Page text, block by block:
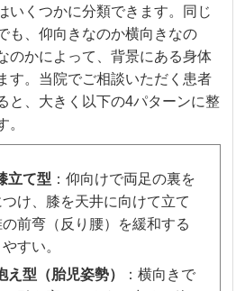
いくつかに分類できます。同じ
も、仰向きなのか横向きなの
のかによって、背景にある身体
す。当院でご相談いただく患者
と、大きく以下の4パターンに整
。
立て型 ：仰向けで両足の裏を
け、膝を天井に向けて立て
前弯（反り腰）を緩和する
すい。
え型（胎児姿勢）
：横向きで